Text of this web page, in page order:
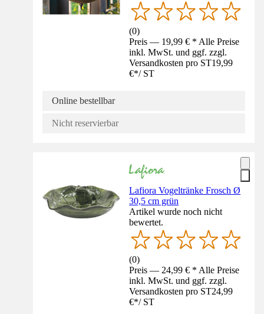
(0)
Preis — 19,99 € * Alle Preise
inkl. MwSt. und ggf. zzgl.
Versandkosten pro ST19,99
€*/ ST
Online bestellbar
Nicht reservierbar
Lafiora Vogeltränke Frosch Ø
30,5 cm grün
Artikel wurde noch nicht
bewertet.
(0)
Preis — 24,99 € * Alle Preise
inkl. MwSt. und ggf. zzgl.
Versandkosten pro ST24,99
€*/ ST